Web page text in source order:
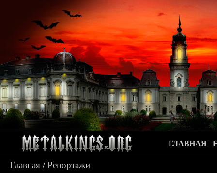
ГЛАВНАЯ
Главная /Репортажи